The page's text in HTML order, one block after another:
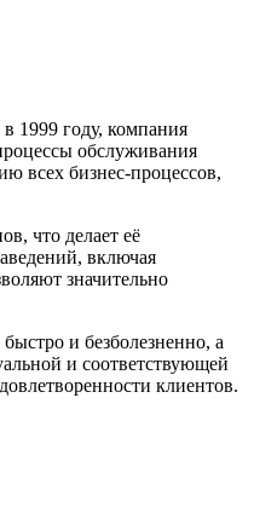
1999 году, компания
обслуживания
всех бизнес-процессов,
что делает её
включая
значительно
и безболезненно, а
и соответствующей
клиентов.